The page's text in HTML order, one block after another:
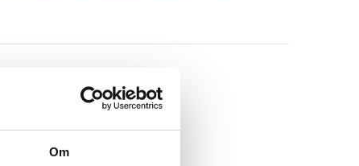
Om